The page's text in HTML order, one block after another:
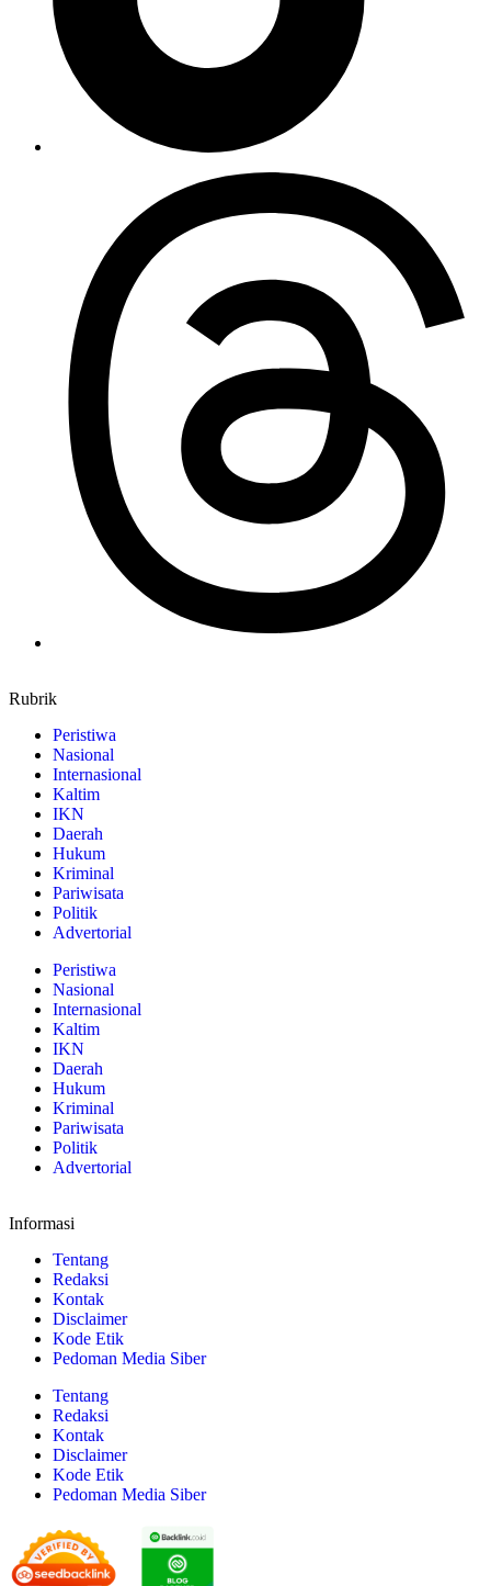
Rubrik
Peristiwa
Nasional
Internasional
Kaltim
IKN
Daerah
Hukum
Kriminal
Pariwisata
Politik
Advertorial
Peristiwa
Nasional
Internasional
Kaltim
IKN
Daerah
Hukum
Kriminal
Pariwisata
Politik
Advertorial
Informasi
Tentang
Redaksi
Kontak
Disclaimer
Kode Etik
Pedoman Media Siber
Tentang
Redaksi
Kontak
Disclaimer
Kode Etik
Pedoman Media Siber